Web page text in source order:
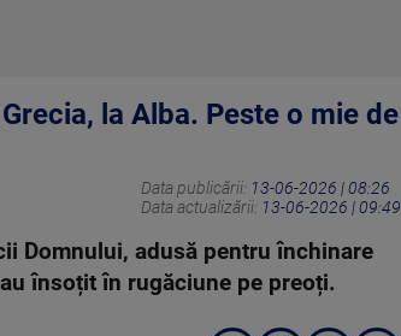
la Alba. Peste o mie de
Data publicării: 13-06-2026 | 08:26
Data actualizării: 13-06-2026 | 09:49
Domnului, adusă pentru închinare
însoțit în rugăciune pe preoți.